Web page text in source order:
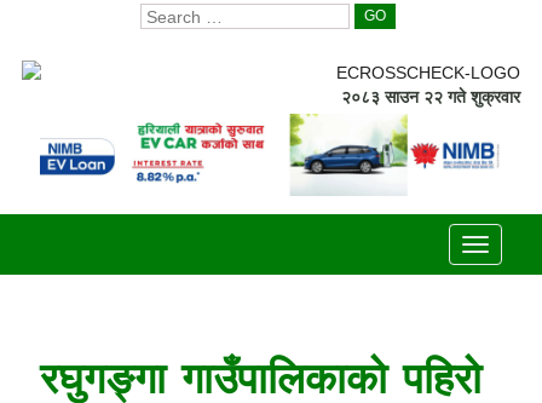
GO
२०८३ साउन २२ गते शुक्रवार
Toggle
रघुगङ्गा गाउँपालिकाको पहिरो